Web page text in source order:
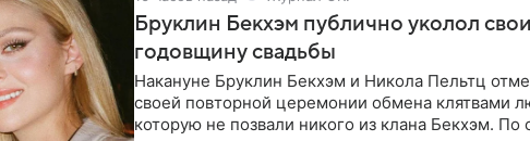
Бруклин Бекхэм публично уколол
годовщину свадьбы
Накануне Бруклин Бекхэм и Никола Пельтц
своей повторной церемонии обмена клятвами
которую не позвали никого из клана Бекхэм. По